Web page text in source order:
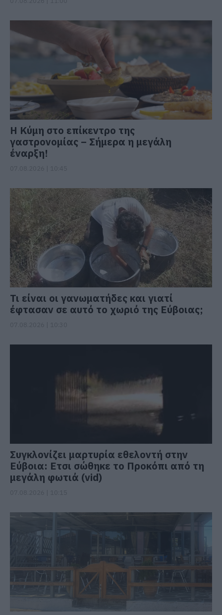
Η Κύμη στο επίκεντρο της
γαστρονομίας – Σήμερα η μεγάλη
έναρξη!
Τι είναι οι γανωματήδες και γιατί
έφτασαν σε αυτό το χωριό της Εύβοιας;
Συγκλονίζει μαρτυρία εθελοντή στην
Εύβοια: Ετσι σώθηκε το Προκόπι από τη
μεγάλη φωτιά (vid)